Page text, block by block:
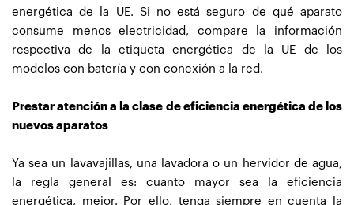
energética de la UE. Si no está seguro de qué aparato
consume menos electricidad, compare la información
respectiva de la etiqueta energética de la UE de los
modelos con batería y con conexión a la red.
Prestar atención a la clase de eficiencia energética de los
nuevos aparatos
Ya sea un lavavajillas, una lavadora o un hervidor de agua,
la regla general es: cuanto mayor sea la eficiencia
energética, mejor. Por ello, tenga siempre en cuenta la